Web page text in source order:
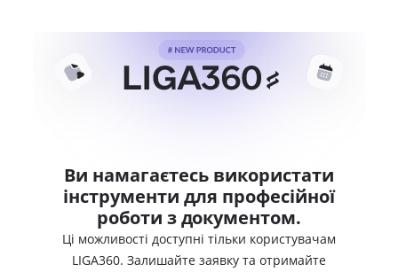
Ви намагаєтесь використати
інструменти для професійної
роботи з документом.
Ці можливості доступні тільки користувачам
LIGA360. Залишайте заявку та отримайте